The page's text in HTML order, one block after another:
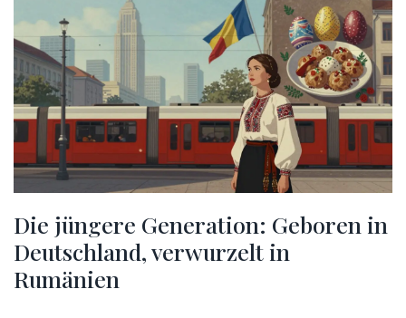
Die jüngere Generation: Geboren in
Deutschland, verwurzelt in
Rumänien